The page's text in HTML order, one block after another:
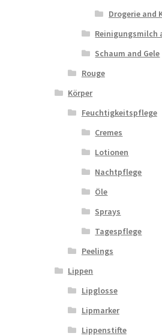
Drogerie and
Reinigungsmilch
Schaum and Gele
Rouge
Körper
Feuchtigkeitspflege
Cremes
Lotionen
Nachtpflege
Öle
Sprays
Tagespflege
Peelings
Lippen
Lipglosse
Lipmarker
Lippenstifte